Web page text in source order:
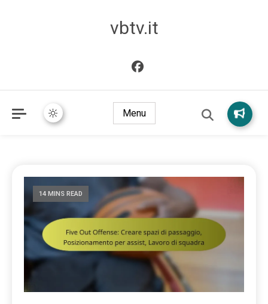
vbtv.it
Menu
14 MINS READ